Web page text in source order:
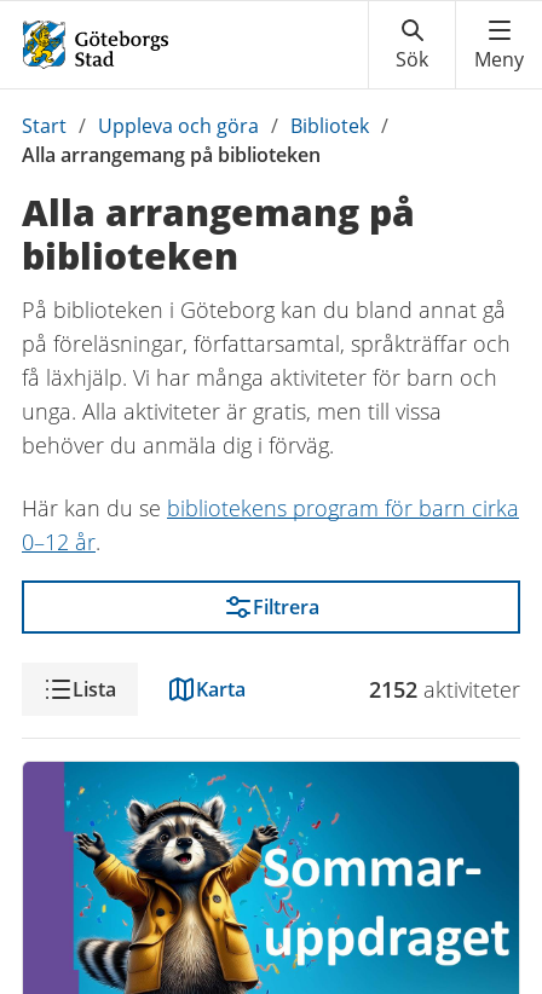
Du
är
Start / Uppleva och göra / Bibliotek /
Alla arrangemang på biblioteken
Alla arrangemang på
biblioteken
På biblioteken i Göteborg kan du bland annat gå
på föreläsningar, författarsamtal, språkträffar och
få läxhjälp. Vi har många aktiviteter för barn och
unga. Alla aktiviteter är gratis, men till vissa
behöver du anmäla dig i förväg.
Här kan du se bibliotekens program för barn cirka
0–12 år.
Filtrera
VisningLista Karta 2152 aktiviteter